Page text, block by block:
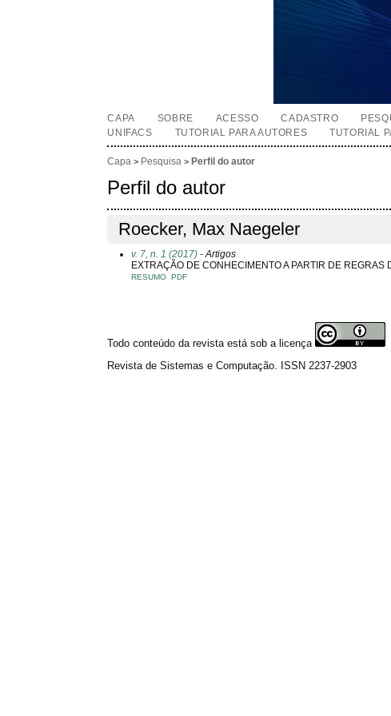
CAPA SOBRE ACESSO CADASTRO
UNIFACS
TUTORIAL PARA AUTORES TUTORIAL
Capa > Pesquisa > Perfil do autor
Perfil do autor
Roecker, Max Naegeler
v. 7, n. 1 (2017) - Artigos
EXTRAÇÃO DE CONHECIMENTO A PARTIR DE
RESUMO PDF
Todo conteúdo da revista está sob a licença
Revista de Sistemas e Computação. ISSN 2237-2903